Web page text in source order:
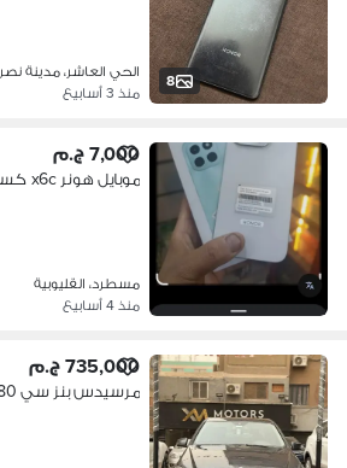
8
الحي العاشر، مدينة نصر
منذ 3 أسابيع
7,000 ج.م
موبايل هونر x6c كسر زيرو استعمال شهر
مسطرد، القليوبية
منذ 4 أسابيع
735,000 ج.م
مرسيدس بنز سي 180 2010